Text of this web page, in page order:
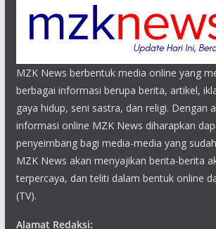
MZK News berbentuk media online yang
berbagai informasi berupa berita, artikel,
gaya hidup, seni sastra, dan religi. Dengan
informasi online MZK News diharapkan
penyeimbang bagi media-media yang
MZK News akan menyajikan berita-berita
terpercaya, dan teliti dalam bentuk online
(TV).
Alamat Redaksi: